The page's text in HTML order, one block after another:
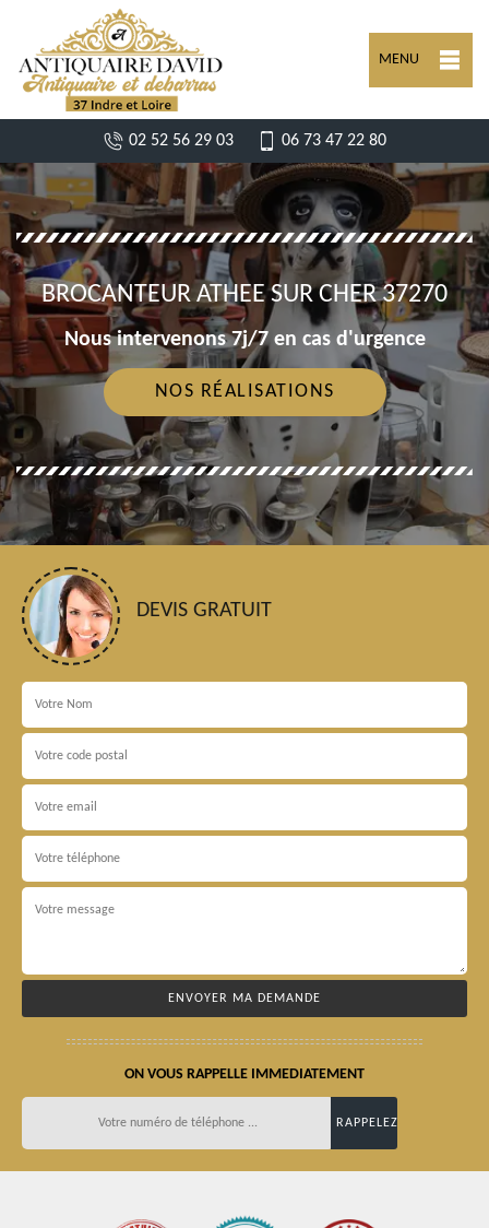
MENU
02 52 56 29 03 06 73 47 22 80
BROCANTEUR ATHEE SUR CHER 37270
Nous intervenons 7j/7 en cas d'urgence
NOS RÉALISATIONS
DEVIS GRATUIT
ON VOUS RAPPELLE IMMEDIATEMENT